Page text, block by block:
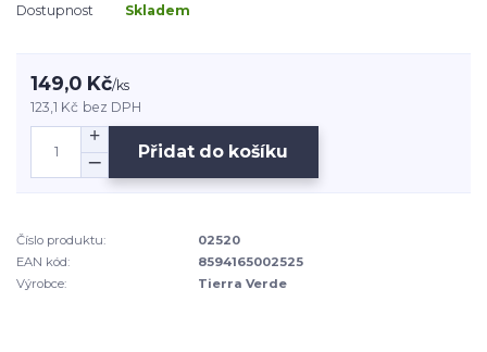
Dostupnost Skladem
149,0 Kč/ks
123,1 Kč bez DPH
Přidat do košíku
Číslo produktu:
02520
EAN kód:
8594165002525
Výrobce:
Tierra Verde